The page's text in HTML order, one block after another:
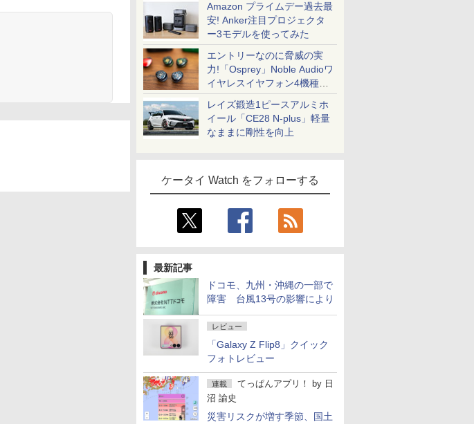
Amazon プライムデー過去最
安! Anker注目プロジェクタ
ー3モデルを使ってみた
エントリーなのに脅威の実
力!「Osprey」Noble Audioワ
イヤレスイヤフォン4機種を
一気に聴く
レイズ鍛造1ピースアルミホ
イール「CE28 N-plus」軽量
なままに剛性を向上
ケータイ Watch をフォローする
最新記事
ドコモ、九州・沖縄の一部で
障害 台風13号の影響により
レビュー
「Galaxy Z Flip8」クイック
フォトレビュー
連載 てっぱんアプリ！ by 日
沼 諭史
災害リスクが増す季節、国土